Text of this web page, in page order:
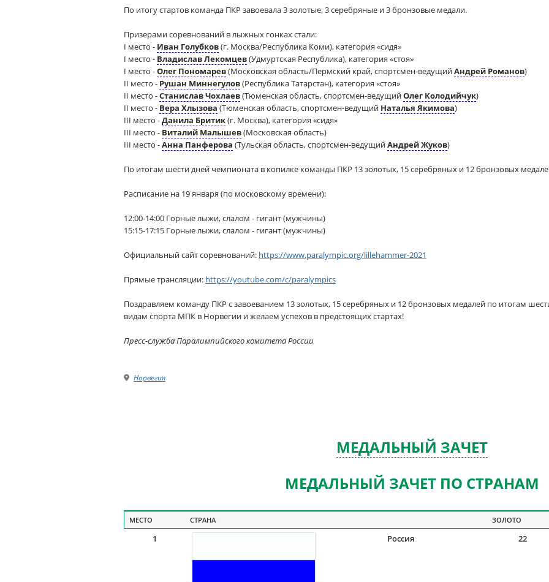
По итогу стартов команда ПКР завоевала 3 золотые, 3 серебряные и 3 бронзовые медали.
Призерами соревнований в лыжных гонках стали:
I место - Иван Голубков(г. Москва/Республика Коми), категория «сидя»
I место - Владислав Лекомцев(Удмуртская Республика), категория «стоя»
I место -Олег Пономарев(Московская область/Пермский край, спортсмен-ведущийАндрей Романов)
II место - Рушан Миннегулов(Республика Татарстан), категория «стоя»
II место -Станислав Чохлаев(Тюменская область, спортсмен-ведущийОлег Колодийчук)
II место - Вера Хлызова (Тюменская область, спортсмен-ведущий Наталья Якимова)
III место -Данила Бритик(г. Москва), категория «сидя»
III место - Виталий Малышев(Московская область)
III место -Анна Панферова (Тульская область, спортсмен-ведущийАндрей Жуков)
По итогам шести дней чемпионата в копилке команды ПКР 13 золотых, 15 серебряных и 12 бронзовых
Расписание на 19 января (по московскому времени):
12:00-14:00 Горные лыжи, слалом - гигант (мужчины)
15:15-17:15 Горные лыжи, слалом - гигант (мужчины)
Официальный сайт соревнований: https://www.paralympic.org/lillehammer-2021
Прямые трансляции: https://youtube.com/c/paralympics
Поздравляем команду ПКР с завоеванием 13 золотых, 15 серебряных и 12 бронзовых медалей по итогам
видам спорта МПК в Норвегии и желаем успехов в предстоящих стартах!
Пресс-служба Паралимпийского комитета России
Норвегия
МЕДАЛЬНЫЙ ЗАЧЕТ
МЕДАЛЬНЫЙ ЗАЧЕТ ПО СТРАНАМ
МЕСТО СТРАНА ЗОЛОТО
1 Россия 22